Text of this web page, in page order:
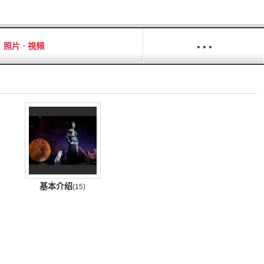
照片ㆍ視頻 ···
基本介绍(15)